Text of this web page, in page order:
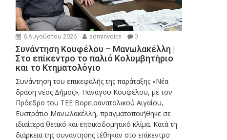
6 Αυγούστου 2026 adminvoice 0
Συνάντηση Κουφέλου – Μανωλακέλλη |
Στο επίκεντρο το παλιό Κολυμβητήριο
και το Κτηματολόγιο
Συνάντηση του επικεφαλής της παράταξης «Νέα
δράση νέος Δήμος», Πανάγου Κουφέλου, με τον
Πρόεδρο του ΤΕΕ Βορειοανατολικού Αιγαίου,
Ευστράτιο Μανωλακέλλη, πραγματοποιήθηκε σε
ιδιαίτερα θετικό και εποικοδομητικό κλίμα. Κατά τη
διάρκεια της συνάντησης τέθηκαν στο επίκεντρο